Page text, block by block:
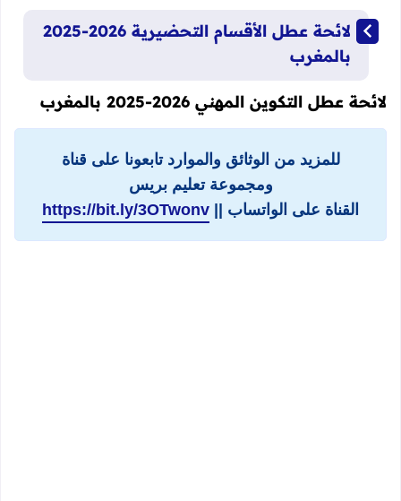
لائحة عطل الأقسام التحضيرية 2026-2025
بالمغرب
لائحة عطل التكوين المهني 2026-2025 بالمغرب
للمزيد من الوثائق والموارد تابعونا على قناة
ومجموعة تعليم بريس
القناة على الواتساب || https://bit.ly/3OTwonv